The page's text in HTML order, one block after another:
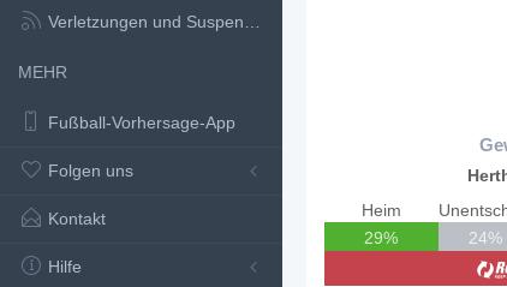
Verletzungen und Suspensionen
MEHR
Fußball-Vorhersage-App
Folgen uns
Kontakt
Hilfe
Heim
29%
24%